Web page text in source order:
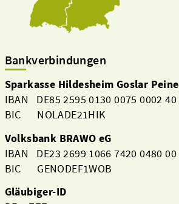
Bankverbindungen
Sparkasse Hildesheim Goslar Peine
IBAN DE85 2595 0130 0075 0002 40
BIC NOLADE21HIK
Volksbank BRAWO eG
IBAN DE23 2699 1066 7420 0480 00
BIC GENODEF1WOB
Gläubiger-ID